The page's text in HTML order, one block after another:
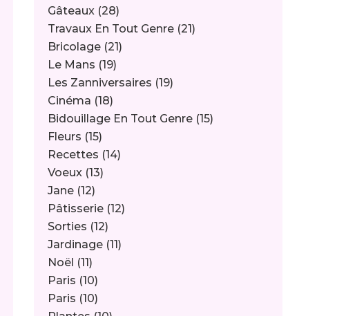
Gâteaux (28)
Travaux En Tout Genre (21)
Bricolage (21)
Le Mans (19)
Les Zanniversaires (19)
Cinéma (18)
Bidouillage En Tout Genre (15)
Fleurs (15)
Recettes (14)
Voeux (13)
Jane (12)
Pâtisserie (12)
Sorties (12)
Jardinage (11)
Noël (11)
Paris (10)
Paris (10)